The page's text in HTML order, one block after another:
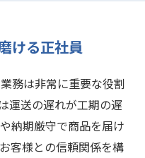
ける正社員
務は非常に重要な役割
運送の遅れが工期の遅
納期厳守で商品を届け
客様との信頼関係を構